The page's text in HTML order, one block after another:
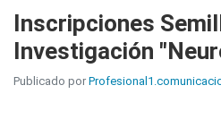
Inscripciones
Investigación
Publicado por